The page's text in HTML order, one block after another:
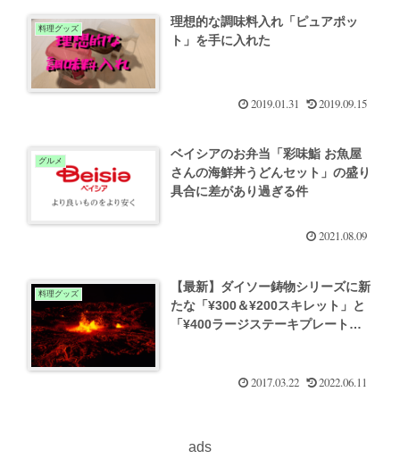
料理グッズ
理想的な調味料入れ「ピュアポッ
ト」を手に入れた
2019.01.31 2019.09.15
グルメ
ベイシアのお弁当「彩味鮨 お魚屋
さんの海鮮丼うどんセット」の盛り
具合に差があり過ぎる件
2021.08.09
料理グッズ
【最新】ダイソー鋳物シリーズに新
たな「¥300＆¥200スキレット」と
「¥400ラージステーキプレート」
2017.03.22 2022.06.11
ads